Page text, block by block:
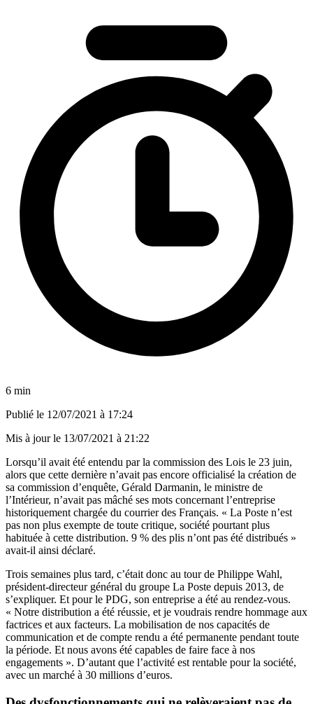
6 min
Publié le 12/07/2021 à 17:24
Mis à jour le 13/07/2021 à 21:22
Lorsqu’il avait été entendu par la commission des Lois le 23 juin,
alors que cette dernière n’avait pas encore officialisé la création de
sa commission d’enquête, Gérald Darmanin, le ministre de
l’Intérieur, n’avait pas mâché ses mots concernant l’entreprise
historiquement chargée du courrier des Français. « La Poste n’est
pas non plus exempte de toute critique, société pourtant plus
habituée à cette distribution. 9 % des plis n’ont pas été distribués »
avait-il ainsi déclaré.
Trois semaines plus tard, c’était donc au tour de Philippe Wahl,
président-directeur général du groupe La Poste depuis 2013, de
s’expliquer. Et pour le PDG, son entreprise a été au rendez-vous.
« Notre distribution a été réussie, et je voudrais rendre hommage aux
factrices et aux facteurs. La mobilisation de nos capacités de
communication et de compte rendu a été permanente pendant toute
la période. Et nous avons été capables de faire face à nos
engagements ». D’autant que l’activité est rentable pour la société,
avec un marché à 30 millions d’euros.